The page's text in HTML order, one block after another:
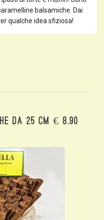
balsamiche. Dai
qualche idea sfiziosa!
Da 25 Cm € 8.90